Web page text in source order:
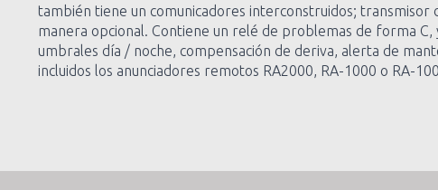
también tiene un comunicadores interconstruidos; transmisor
manera opcional. Contiene un relé de problemas de forma
umbrales día / noche, compensación de deriva, alerta de
incluidos los anunciadores remotos RA2000, RA-1000 o RA-